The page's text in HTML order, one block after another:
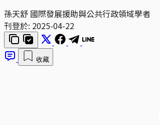
孫天舒 國際發展援助與公共行政領域學者
刊登於: 2025-04-22
收藏